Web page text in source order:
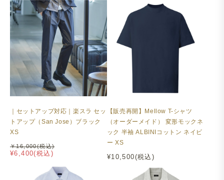
｜セットアップ対応｜楽スラ セッ
トアップ（San Jose）ブラック
XS
¥6,400(税込)
￥16,000(税込)
【販売再開】Mellow T-シャツ
（オーダーメイド） 変形モックネ
ック 半袖 ALBINIコットン ネイビ
ー XS
¥10,500(税込)